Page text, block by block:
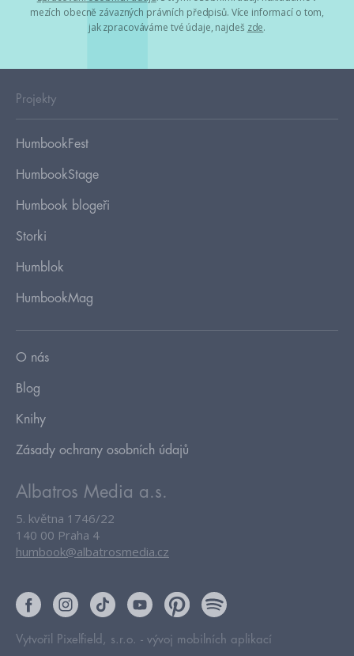
mezích obecně závazných právních předpisů. Více informací o tom,
jak zpracováváme tvé údaje, najdeš zde.
Projekty
HumbookFest
HumbookStage
Humbook blogeři
Storki
Humblok
HumbookMag
O nás
Blog
Knihy
Zásady ochrany osobních údajů
Albatros Media a.s.
5. května 1746/22
140 00 Praha 4
humbook@albatrosmedia.cz
Vytvořil Pixelfield, s.r.o. - vývoj mobilních aplikací